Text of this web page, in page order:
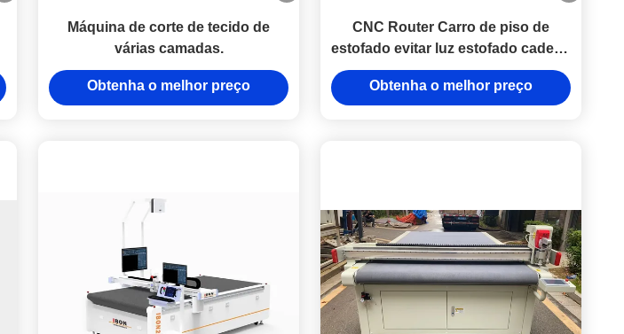
Máquina de corte de tecido de
várias camadas.
Obtenha o melhor preço
CNC Router Carro de piso de
estofado evitar luz estofado cadeira
cobre oscilar faca máquina de
corte preço de fábrica
Obtenha o melhor preço